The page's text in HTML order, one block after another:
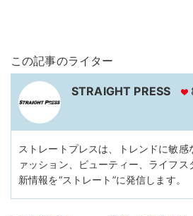
この記事のライター
STRAIGHT PRESS
ストレートプレスは、トレンドに敏感
ァッション、ビューティー、ライフ
新情報を“ストレート”に発信します。